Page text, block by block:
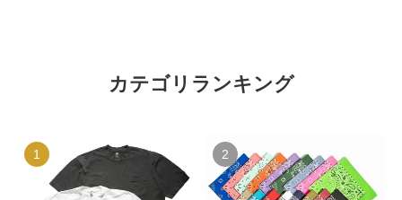
カテゴリランキング